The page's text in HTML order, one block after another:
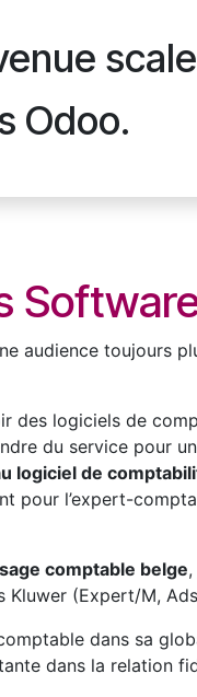
Odoo.
audience toujours
des logiciels de
du service pour
logiciel de
pour l’expert-
comptable belge
Kluwer (Expert/M,
dans sa
dans la relation